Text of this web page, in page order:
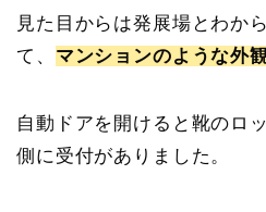
見た目からは発展場とわか
て、 マンションのような外
自動ドアを開けると靴のロ
側に受付がありました。